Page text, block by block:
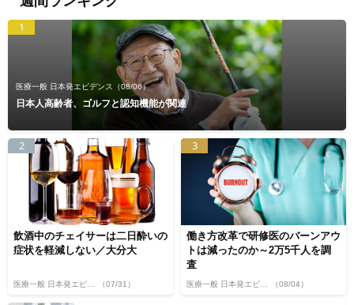
1
医療一般 日本発エビデンス （08/06）
日本人高齢者、ゴルフと認知機能が関連
2
飲酒中のチェイサーは二日酔いの
症状を軽減しない／大分大
（07/31）
3
働き方改革で研修医のバーンアウ
トは減ったのか～2万5千人を調
査
（08/04）